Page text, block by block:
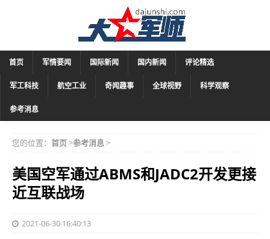
首页 军情要闻 国际新闻 国内新闻 评论精选
军工科技 航空工业 奇闻趣事 全球视野 科学观察
参考消息
您的位置： 首页>参考消息>
美国空军通过ABMS和JADC2开发更接
近互联战场
2021-06-30 16:40:13